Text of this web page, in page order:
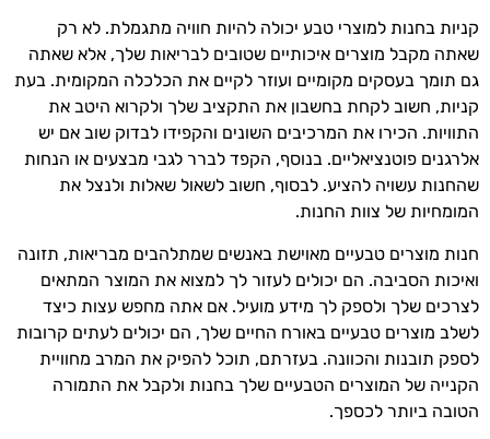
קניות בחנות למוצרי טבע יכולה להיות חוויה מתגמלת. לא רק
שאתה מקבל מוצרים איכותיים שטובים לבריאות שלך, אלא שאתה
גם תומך בעסקים מקומיים ועוזר לקיים את הכלכלה המקומית. בעת
קניות, חשוב לקחת בחשבון את התקציב שלך ולקרוא היטב את
התוויות. הכירו את המרכיבים השונים והקפידו לבדוק שוב אם יש
אלרגנים פוטנציאליים. בנוסף, הקפד לברר לגבי מבצעים או הנחות
שהחנות עשויה להציע. לבסוף, חשוב לשאול שאלות ולנצל את
המומחיות של צוות החנות.
חנות מוצרים טבעיים מאוישת באנשים שמתלהבים מבריאות, תזונה
ואיכות הסביבה. הם יכולים לעזור לך למצוא את המוצר המתאים
לצרכים שלך ולספק לך מידע מועיל. אם אתה מחפש עצות כיצד
לשלב מוצרים טבעיים באורח החיים שלך, הם יכולים לעתים קרובות
לספק תובנות והכוונה. בעזרתם, תוכל להפיק את המרב מחוויית
הקנייה של המוצרים הטבעיים שלך בחנות ולקבל את התמורה
הטובה ביותר לכספך.